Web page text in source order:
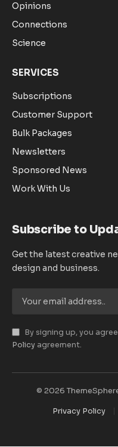
Opinions
Connections
Science
SERVICES
Subscriptions
Customer Support
Bulk Packages
Newsletters
Sponsored News
Work With Us
Subscribe to
Get the latest creative
design and business.
By signing up, you
Policy agreement.
© 2026
Privacy Policy